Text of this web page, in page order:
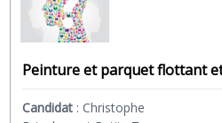
Peinture et parquet flottant
Candidat : Christophe